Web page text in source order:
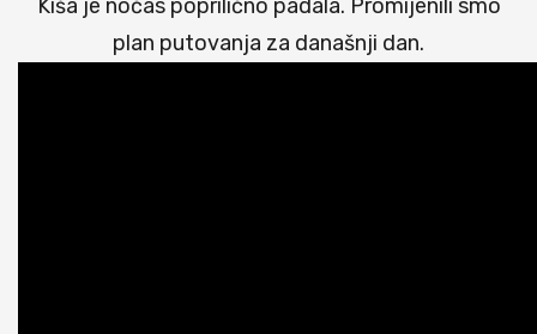
Kiša je noćas poprilično padala. Promijenili smo
plan putovanja za današnji dan.